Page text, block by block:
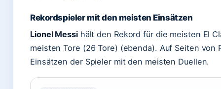
Rekordspieler mit den meisten Einsätzen
Lionel Messihält den Rekord für die meisten El
meisten Tore (26 Tore) (ebenda). Auf Seiten von
Einsätzen der Spieler mit den meisten Duellen.